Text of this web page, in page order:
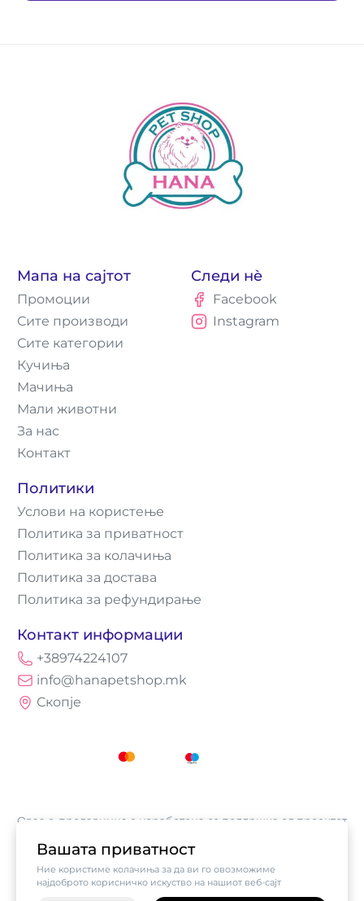
Вашата приватност
Ние користиме колачиња за да ви го овозможиме
најдоброто корисничко искуство на нашиот веб-сајт
Мапа на сајтот
Промоции
Сите производи
Сите категории
Кучиња
Мачиња
Мали животни
За нас
Контакт
Политики
Услови на користење
Политика за приватност
Политика за колачиња
Политика за достава
Политика за рефундирање
Контакт информации
+38974224107
info@hanapetshop.mk
Скопје
Следи нè
Facebook
Instagram
Оваа е-продавница е изработена со поддршка од проектот
„Е-трговија: Супермоќ за локалните бизниси vol.2",
кој е имплементиран од
Северна Македонија , а поддржан од компанијата Visa.